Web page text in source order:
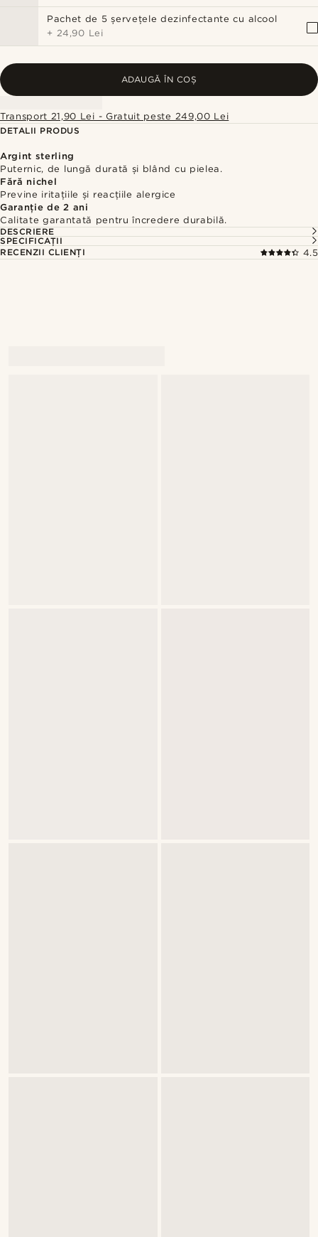
Pachet de 5 șervețele dezinfectante cu alcool
+ 24,90 Lei
ADAUGĂ ÎN COȘ
Transport 21,90 Lei - Gratuit peste 249,00 Lei
DETALII PRODUS
Argint sterling
Puternic, de lungă durată și blând cu pielea.
Fără nichel
Previne iritațiile și reacțiile alergice
Garanție de 2 ani
Calitate garantată pentru încredere durabilă.
DESCRIERE
SPECIFICAȚII
RECENZII CLIENȚI
4.5